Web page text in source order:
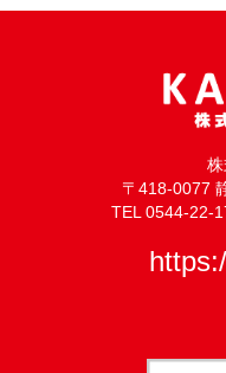
〒418-0077
TEL 0544-22-